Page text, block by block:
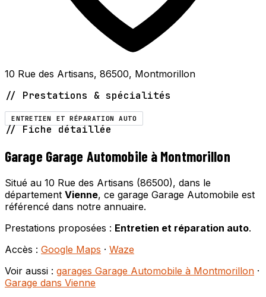
10 Rue des Artisans, 86500, Montmorillon
// Prestations & spécialités
ENTRETIEN ET RÉPARATION AUTO
// Fiche détaillée
Garage Garage Automobile à Montmorillon
Situé au 10 Rue des Artisans (86500), dans le
département Vienne, ce garage Garage Automobile est
référencé dans notre annuaire.
Prestations proposées : Entretien et réparation auto.
Accès : Google Maps · Waze
Voir aussi : garages Garage Automobile à Montmorillon ·
Garage dans Vienne